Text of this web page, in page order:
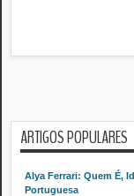
ARTIGOS POPULARES
Alya Ferrari: Quem É,
Portuguesa